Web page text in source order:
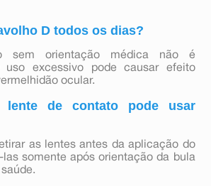
D todos os dias?
sem orientação médica não é
uso excessivo pode causar efeito
ocular.
lente de contato pode usar
as lentes antes da aplicação do
somente após orientação da bula